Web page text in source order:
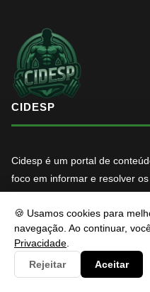
🍪 Usamos cookies para
navegação. Ao continuar,
Privacidade
Rejeitar
Aceitar
CIDESP
Cidesp é um portal de
foco em informar e resolver
maneira eficaz. Fique à
sempre pronto a te auxiliar.
f X in YT